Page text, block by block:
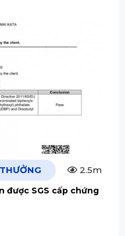
2.5m
được SGS cấp chứng